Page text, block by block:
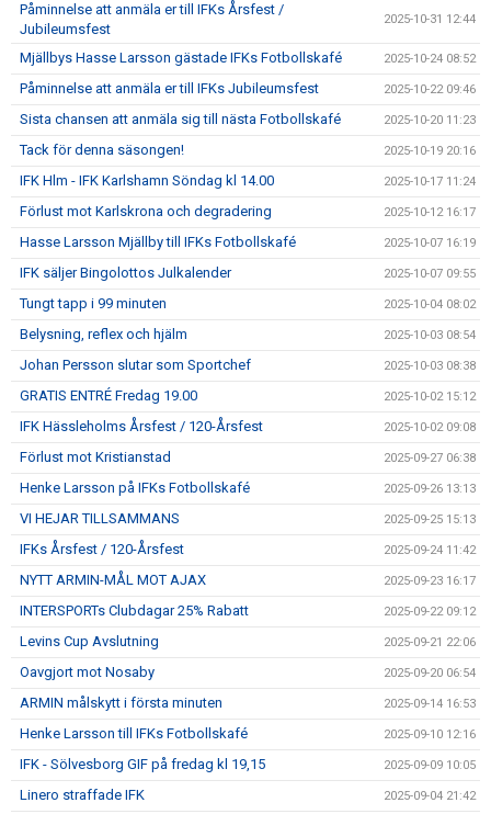
Påminnelse att anmäla er till IFKs Årsfest /
Jubileumsfest
2025-10-31 12:44
Mjällbys Hasse Larsson gästade IFKs Fotbollskafé 2025-10-24 08:52
Påminnelse att anmäla er till IFKs Jubileumsfest 2025-10-22 09:46
Sista chansen att anmäla sig till nästa Fotbollskafé 2025-10-20 11:23
Tack för denna säsongen! 2025-10-19 20:16
IFK Hlm - IFK Karlshamn Söndag kl 14.00 2025-10-17 11:24
Förlust mot Karlskrona och degradering 2025-10-12 16:17
Hasse Larsson Mjällby till IFKs Fotbollskafé 2025-10-07 16:19
IFK säljer Bingolottos Julkalender 2025-10-07 09:55
Tungt tapp i 99 minuten 2025-10-04 08:02
Belysning, reflex och hjälm 2025-10-03 08:54
Johan Persson slutar som Sportchef 2025-10-03 08:38
GRATIS ENTRÉ Fredag 19.00 2025-10-02 15:12
IFK Hässleholms Årsfest / 120-Årsfest 2025-10-02 09:08
Förlust mot Kristianstad 2025-09-27 06:38
Henke Larsson på IFKs Fotbollskafé 2025-09-26 13:13
VI HEJAR TILLSAMMANS 2025-09-25 15:13
IFKs Årsfest / 120-Årsfest 2025-09-24 11:42
NYTT ARMIN-MÅL MOT AJAX 2025-09-23 16:17
INTERSPORTs Clubdagar 25% Rabatt 2025-09-22 09:12
Levins Cup Avslutning 2025-09-21 22:06
Oavgjort mot Nosaby 2025-09-20 06:54
ARMIN målskytt i första minuten 2025-09-14 16:53
Henke Larsson till IFKs Fotbollskafé 2025-09-10 12:16
IFK - Sölvesborg GIF på fredag kl 19,15 2025-09-09 10:05
Linero straffade IFK 2025-09-04 21:42